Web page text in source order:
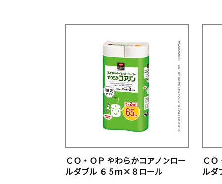
ＣＯ・ＯＰ やわらかコアノンロー
ルダブル ６５ｍ×８ロール
ＣＯ
ルダ